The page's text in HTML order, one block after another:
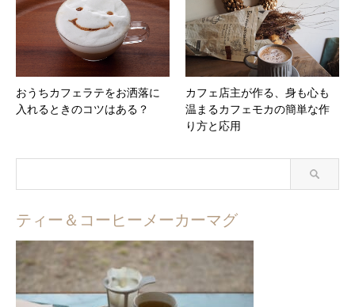
おうちカフェラテをお洒落に
入れるときのコツはある？
カフェ店主が作る、身も心も
温まるカフェモカの簡単な作
り方と応用
ティー＆コーヒーメーカーマグ